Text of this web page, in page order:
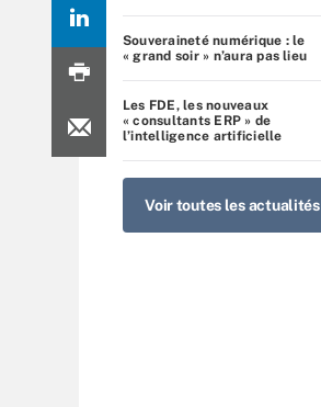
Souveraineté numérique : le
« grand soir » n’aura pas lieu
Les FDE, les nouveaux
« consultants ERP » de
l’intelligence artificielle
Voir toutes les actualités